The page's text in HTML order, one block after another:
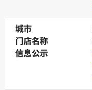
城市
城市
门店名称
门店名称
信息公示
信息公示